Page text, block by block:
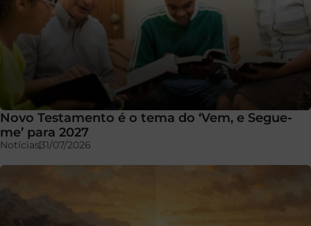
Novo Testamento é o tema do ‘Vem, e Segue-
me’ para 2027
Notícias31/07/2026